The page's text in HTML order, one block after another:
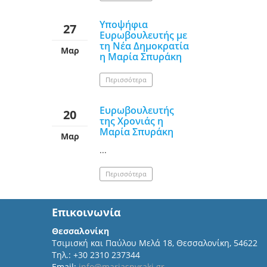
27
Μαρ
Υποψήφια
Ευρωβουλευτής με
τη Νέα Δημοκρατία
η Μαρία Σπυράκη
Περισσότερα
20
Μαρ
Ευρωβουλευτής
της Χρονιάς η
Μαρία Σπυράκη
...
Περισσότερα
Επικοινωνία
Θεσσαλονίκη
Τσιμισκή και Παύλου Μελά 18, Θεσσαλονίκη, 54622
Τηλ.: +30 2310 237344